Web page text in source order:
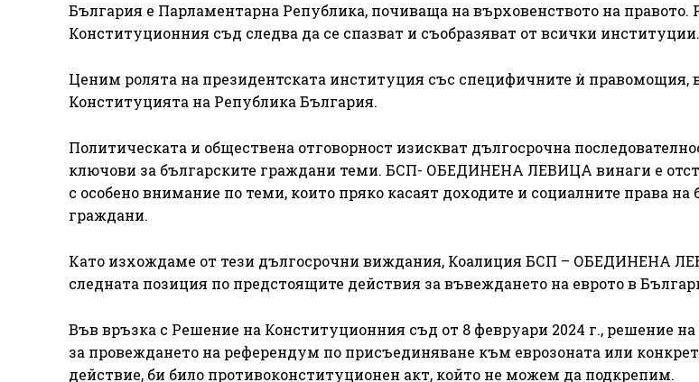
България е Парламентарна Република, почиваща на върховенството на правото.
Конституционния съд следва да се спазват и съобразяват от всички институции.
Ценим ролята на президентската институция със специфичните ѝ правомощия,
Конституцията на Република България.
Политическата и обществена отговорност изискват дългосрочна
ключови за българските граждани теми. БСП- ОБЕДИНЕНА ЛЕВИЦА винаги е
с особено внимание по теми, които пряко касаят доходите и социалните права на
граждани.
Като изхождаме от тези дългосрочни виждания, Коалиция БСП – ОБЕДИНЕНА
следната позиция по предстоящите действия за въвеждането на еврото в
Във връзка с Решение на Конституционния съд от 8 февруари 2024 г., решение
за провеждането на референдум по присъединяване към еврозоната или
действие, би било противоконституционен акт, който не можем да подкрепим.